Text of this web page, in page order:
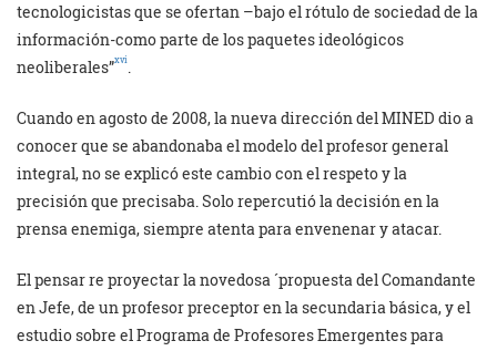
tecnologicistas que se ofertan –bajo el rótulo de sociedad de la
información-como parte de los paquetes ideológicos
neoliberales”xvi .
Cuando en agosto de 2008, la nueva dirección del MINED dio a
conocer que se abandonaba el modelo del profesor general
integral, no se explicó este cambio con el respeto y la
precisión que precisaba. Solo repercutió la decisión en la
prensa enemiga, siempre atenta para envenenar y atacar.
El pensar re proyectar la novedosa ´propuesta del Comandante
en Jefe, de un profesor preceptor en la secundaria básica, y el
estudio sobre el Programa de Profesores Emergentes para